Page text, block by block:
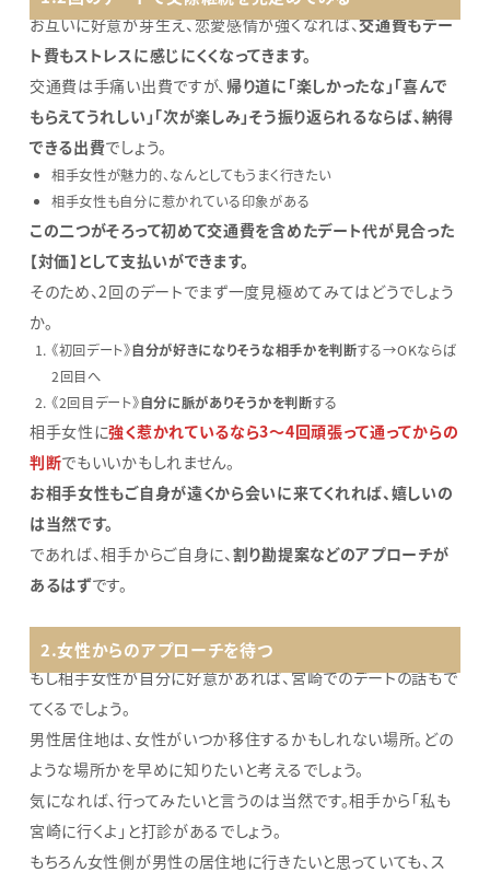
お互いに好意が芽生え、恋愛感情が強くなれば、交通費もデー
ト費もストレスに感じにくくなってきます。
交通費は手痛い出費ですが、 帰り道に「楽しかったな」「喜んで
もらえてうれしい」「次が楽しみ」そう振り返られるならば、納得
できる出費でしょう。
相手女性が魅力的、なんとしてもうまく行きたい
相手女性も自分に惹かれている印象がある
この二つがそろって初めて交通費を含めたデート代が見合った
【対価】として支払いができます。
そのため、2回のデートでまず一度見極めてみてはどうでしょう
か。
《初回デート》自分が好きになりそうな相手かを判断する→OKならば
2回目へ
《2回目デート》自分に脈がありそうかを判断する
相手女性に強く惹かれているなら3～4回頑張って通ってからの
判断でもいいかもしれません。
お相手女性もご自身が遠くから会いに来てくれれば、嬉しいの
は当然です。
であれば、相手からご自身に、 割り勘提案などのアプローチが
あるはずです。
2.女性からのアプローチを待つ
もし相手女性が自分に好意があれば、宮崎でのデートの話もで
てくるでしょう。
男性居住地は、女性がいつか移住するかもしれない場所。どの
ような場所かを早めに知りたいと考えるでしょう。
気になれば、行ってみたいと言うのは当然です。相手から「私も
宮崎に行くよ」と打診があるでしょう。
もちろん女性側が男性の居住地に行きたいと思っていても、ス